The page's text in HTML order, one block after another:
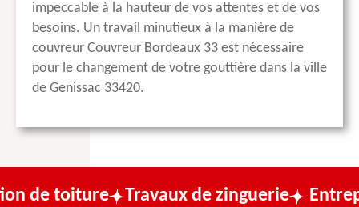
impeccable à la hauteur de vos attentes et de vos
besoins. Un travail minutieux à la manière de
couvreur Couvreur Bordeaux 33 est nécessaire
pour le changement de votre gouttière dans la ville
de Genissac 33420.
Travaux de zinguerie Entreprise de